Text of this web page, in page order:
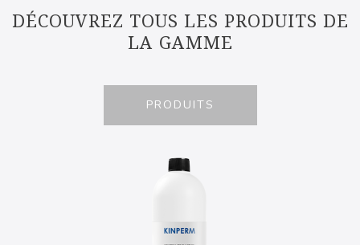
DÉCOUVREZ TOUS LES PRODUITS DE
LA GAMME
PRODUITS